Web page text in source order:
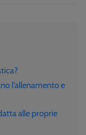
l'allenamento e
alle proprie